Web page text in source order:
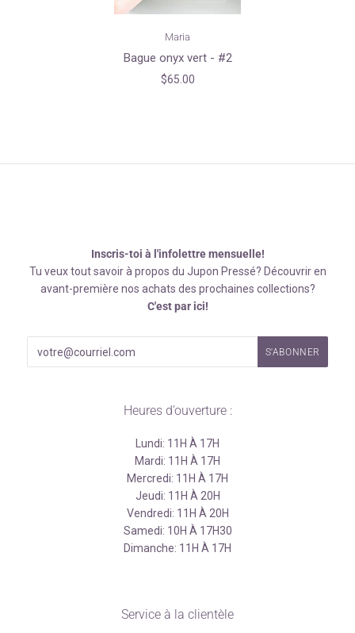
Maria
Bague onyx vert - #2
$65.00
Inscris-toi à l'infolettre mensuelle!
Tu veux tout savoir à propos du Jupon Pressé? Découvrir en
avant-première nos achats des prochaines collections?
C'est par ici!
Heures d’ouverture :
Lundi: 11H À 17H
Mardi: 11H À 17H
Mercredi: 11H À 17H
Jeudi: 11H À 20H
Vendredi: 11H À 20H
Samedi: 10H À 17H30
Dimanche: 11H À 17H
Service à la clientèle